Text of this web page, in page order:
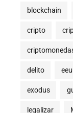
blockchain
cripto
delito
exodus
legalizar